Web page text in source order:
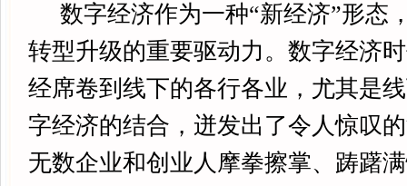
数字经济作为一种“新经济”形态
转型升级的重要驱动力。数字经济
经席卷到线下的各行各业，尤其是
字经济的结合，迸发出了令人惊叹
无数企业和创业人摩拳擦掌、踌躇